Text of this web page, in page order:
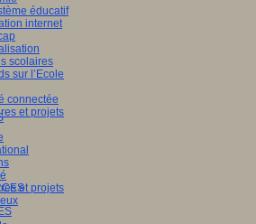
éducatif
internet
scolaires
sur l’Ecole
connectée
et projets
et projets